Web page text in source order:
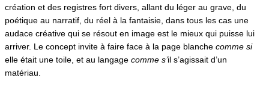
création et des registres fort divers, allant du léger au grave, du
poétique au narratif, du réel à la fantaisie, dans tous les cas une
audace créative qui se résout en image est le mieux qui puisse lui
arriver. Le concept invite à faire face à la page blanche comme si
elle était une toile, et au langage comme s’il s’agissait d’un
matériau.